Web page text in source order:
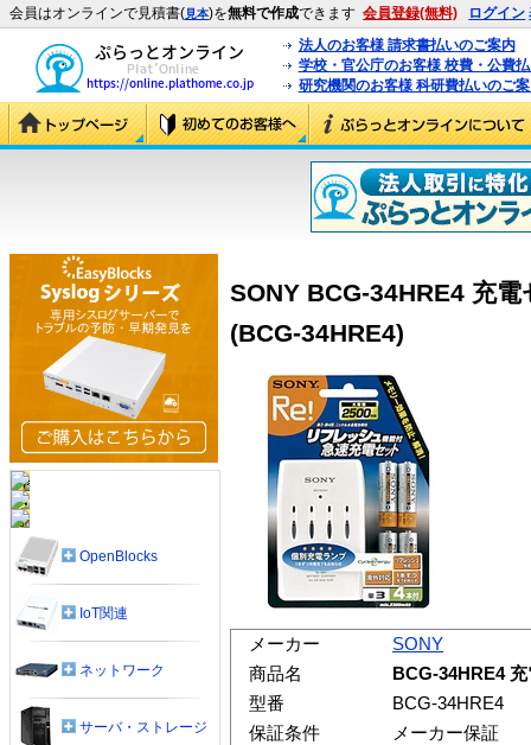
会員はオンラインで見積書(見本)を無料で作成できます 会員登録(無料) ログイン
法人のお客様 請求書払いのご案内
学校・官公庁のお客様 校費・公費
研究機関のお客様 科研費払いのご
SONY BCG-34HRE4 充
(BCG-34HRE4)
メーカー
SONY
商品名
BCG-34HRE4
型番
BCG-34HRE4
保証条件
メーカー保証
OpenBlocks
IoT関連
ネットワーク
サーバ・ストレージ